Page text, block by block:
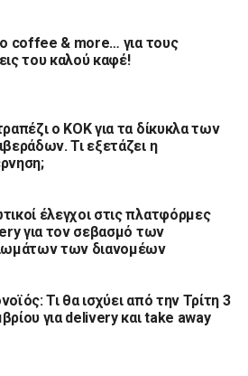
coffee & more… για τους
του καλού καφέ!
ο ΚΟΚ για τα δίκυκλα των
Τι εξετάζει η
έλεγχοι στις πλατφόρμες
για τον σεβασμό των
των διανομέων
Τι θα ισχύει από την Τρίτη 3
για delivery και take away